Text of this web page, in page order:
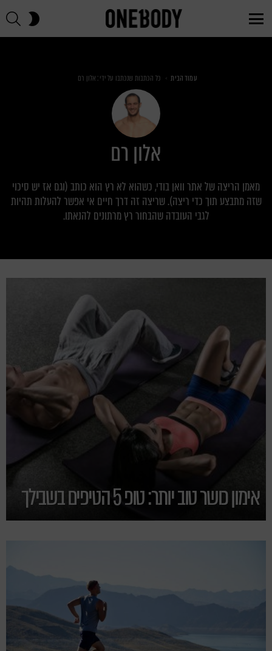
SKIN
עמוד הבית כל הכתבות שנכתבו על ידי: אלון רם
אלון רם
מאמן הריצה של אתר וואן בודי, כשהוא לא רץ הוא כותב (וגם אז יש סיכוי
שזה מתבצע תוך כדי ריצה). שריצה זה דרך חיים אי אפשר להעלות תהיות
לגבי העובדה שהבחור רץ מרתונים להנאתו.
אימון כושר טוב יותר: טופ 5 הטיפים בשבילך